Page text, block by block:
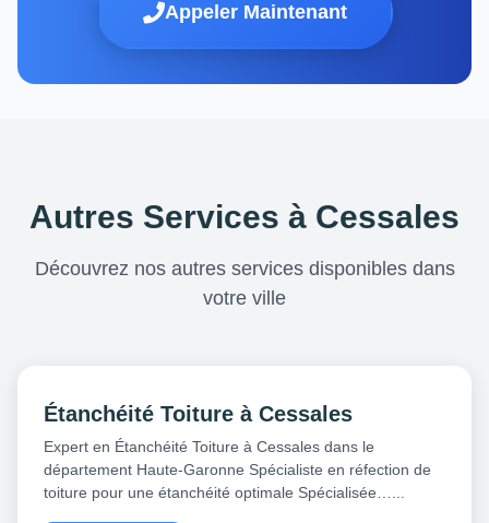
Appeler Maintenant
Autres Services à Cessales
Découvrez nos autres services disponibles dans
votre ville
Étanchéité Toiture à Cessales
Expert en Étanchéité Toiture à Cessales dans le
département Haute-Garonne Spécialiste en réfection de
toiture pour une étanchéité optimale Spécialisée…...